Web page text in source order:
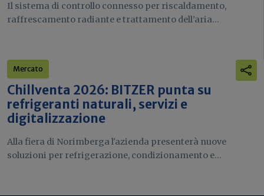
Il sistema di controllo connesso per riscaldamento,
raffrescamento radiante e trattamento dell’aria...
Mercato
Chillventa 2026: BITZER punta su
refrigeranti naturali, servizi e
digitalizzazione
Alla fiera di Norimberga l'azienda presenterà nuove
soluzioni per refrigerazione, condizionamento e...